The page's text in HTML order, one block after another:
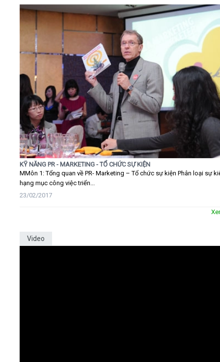
KỸ NĂNG PR - MARKETING - TỔ CHỨC SỰ KIỆN
MMôn 1: Tổng quan về PR- Marketing – Tổ chức sự kiện Phân loại sự
hạng mục công việc triển...
23/02/2017
Video